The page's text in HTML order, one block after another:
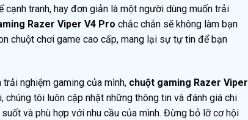
tranh, hay đơn giản là một người dùng muốn trải
Razer Viper V4 Pro chắc chắn sẽ không làm bạn
chuột chơi game cao cấp, mang lại sự tự tin để bạn
nghiệm gaming của mình, chuột gaming Razer Viper
chúng tôi luôn cập nhật những thông tin và đánh giá chi
và phù hợp với nhu cầu của mình. Đừng bỏ lỡ cơ hội